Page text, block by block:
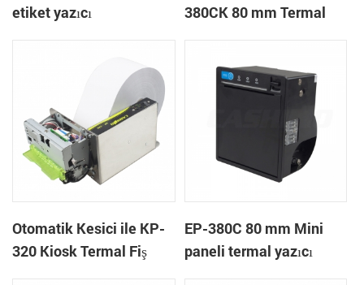
etiket yazıcı
380CK 80 mm Termal
Otomatik Kesici ile KP-
320 Kiosk Termal Fiş
EP-380C 80 mm Mini
paneli termal yazıcı